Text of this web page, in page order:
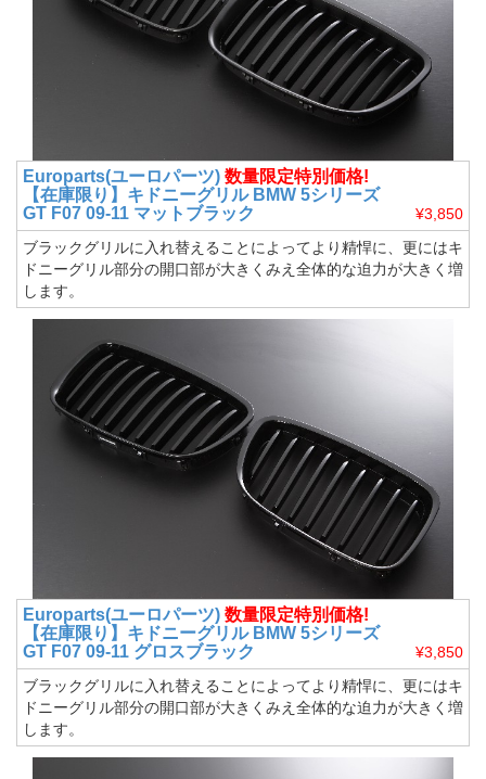
Europarts(ユーロパーツ) 数量限定特別価格!
【在庫限り】キドニーグリル BMW 5シリーズ
GT F07 09-11 マットブラック
¥3,850
ブラックグリルに入れ替えることによってより精悍に、更にはキ
ドニーグリル部分の開口部が大きくみえ全体的な迫力が大きく増
します。
Europarts(ユーロパーツ) 数量限定特別価格!
【在庫限り】キドニーグリル BMW 5シリーズ
GT F07 09-11 グロスブラック
¥3,850
ブラックグリルに入れ替えることによってより精悍に、更にはキ
ドニーグリル部分の開口部が大きくみえ全体的な迫力が大きく増
します。